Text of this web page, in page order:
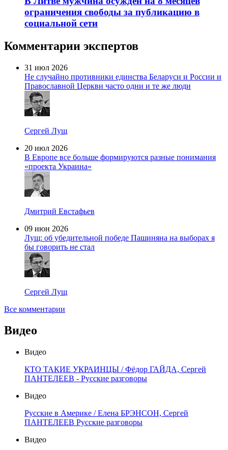
ограничения свободы за публикацию в
социальной сети
Комментарии экспертов
31 июл 2026
Не случайно противники единства Беларуси и России и
Православной Церкви часто одни и те же люди
Сергей Лущ
20 июл 2026
В Европе все больше формируются разные понимания
«проекта Украина»
Дмитрий Евстафьев
09 июн 2026
Лущ: об убедительной победе Пашиняна на выборах я
бы говорить не стал
Сергей Лущ
Все комментарии
Видео
Видео
КТО ТАКИЕ УКРАИНЦЫ / Фёдор ГАЙДА, Сергей
ПАНТЕЛЕЕВ - Русские разговоры
Видео
Русские в Америке / Елена БРЭНСОН, Сергей
ПАНТЕЛЕЕВ Русские разговоры
Видео